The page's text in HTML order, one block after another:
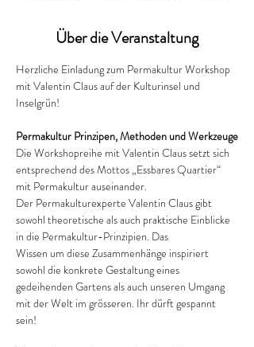
Über die Veranstaltung
Herzliche Einladung zum Permakultur Workshop
mit Valentin Claus auf der Kulturinsel und
Inselgrün!
Permakultur Prinzipen, Methoden und Werkzeuge
Die Workshopreihe mit Valentin Claus setzt sich
entsprechend des Mottos „Essbares Quartier“
mit Permakultur auseinander.
Der Permakulturexperte Valentin Claus gibt
sowohl theoretische als auch praktische Einblicke
in die Permakultur-Prinzipien. Das
Wissen um diese Zusammenhänge inspiriert
sowohl die konkrete Gestaltung eines
gedeihenden Gartens als auch unseren Umgang
mit der Welt im grösseren. Ihr dürft gespannt
sein!